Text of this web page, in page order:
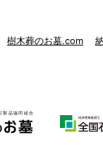
樹木葬のお墓.com